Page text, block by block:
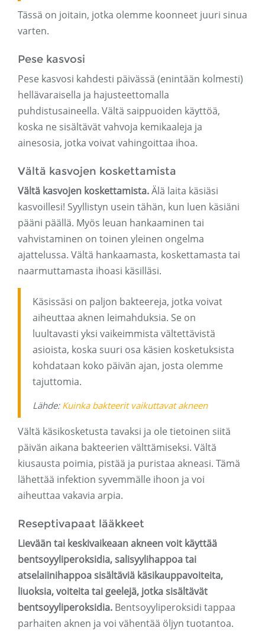
Tässä on joitain, jotka olemme koonneet juuri sinua
varten.
Pese kasvosi
Pese kasvosi kahdesti päivässä (enintään kolmesti)
hellävaraisella ja hajusteettomalla
puhdistusaineella. Vältä saippuoiden käyttöä,
koska ne sisältävät vahvoja kemikaaleja ja
ainesosia, jotka voivat vahingoittaa ihoa.
Vältä kasvojen koskettamista
Vältä kasvojen koskettamista.Älä laita käsiäsi
kasvoillesi! Syyllistyn usein tähän, kun luen käsiäni
pääni päällä. Myös leuan hankaaminen tai
vahvistaminen on toinen yleinen ongelma
ajattelussa. Vältä hankaamasta, koskettamasta tai
naarmuttamasta ihoasi käsilläsi.
Käsissäsi on paljon bakteereja, jotka voivat
aiheuttaa aknen leimahduksia. Se on
luultavasti yksi vaikeimmista vältettävistä
asioista, koska suuri osa käsien kosketuksista
kohdataan koko päivän ajan, josta olemme
tajuttomia.
Lähde: Kuinka bakteerit vaikuttavat akneen
Vältä käsikosketusta tavaksi ja ole tietoinen siitä
päivän aikana bakteerien välttämiseksi. Vältä
kiusausta poimia, pistää ja puristaa akneasi. Tämä
lähettää infektion syvemmälle ihoon ja voi
aiheuttaa vakavia arpia.
Reseptivapaat lääkkeet
Lievään tai keskivaikeaan akneen voit käyttää
bentsoyyliperoksidia, salisyylihappoa tai
atselaiinihappoa sisältäviä käsikauppavoiteita,
liuoksia, voiteita tai geelejä, jotka sisältävät
bentsoyyliperoksidia. Bentsoyyliperoksidi tappaa
parhaiten aknen ja voi vähentää öljyn tuotantoa.